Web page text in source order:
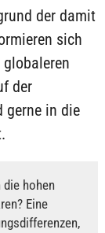
der damit
sich
der
gerne in die
hohen
Eine